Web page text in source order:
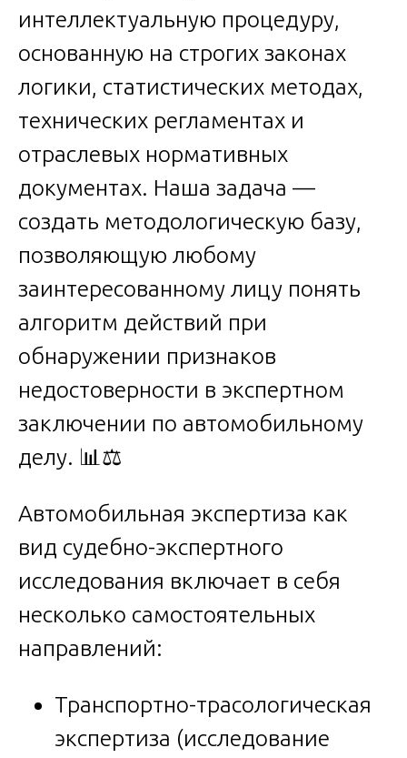
интеллектуальную процедуру,
основанную на строгих законах
логики, статистических методах,
технических регламентах и
отраслевых нормативных
документах. Наша задача —
создать методологическую базу,
позволяющую любому
заинтересованному лицу понять
алгоритм действий при
обнаружении признаков
недостоверности в экспертном
заключении по автомобильному
делу. 📊⚖️
Автомобильная экспертиза как
вид судебно-экспертного
исследования включает в себя
несколько самостоятельных
направлений:
Транспортно-трасологическая
экспертиза (исследование